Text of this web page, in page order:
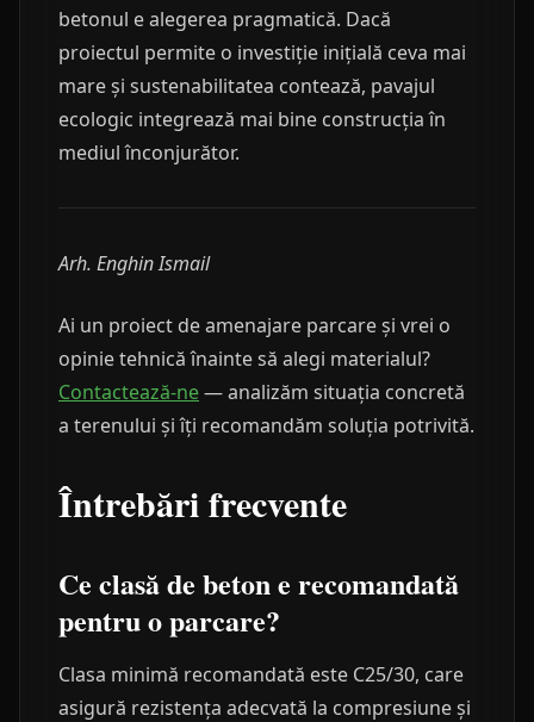
betonul e alegerea pragmatică. Dacă
proiectul permite o investiție inițială ceva mai
mare și sustenabilitatea contează, pavajul
ecologic integrează mai bine construcția în
mediul înconjurător.
Arh. Enghin Ismail
Ai un proiect de amenajare parcare și vrei o
opinie tehnică înainte să alegi materialul?
Contactează-ne— analizăm situația concretă
a terenului și îți recomandăm soluția potrivită.
Întrebări frecvente
Ce clasă de beton e recomandată
pentru o parcare?
Clasa minimă recomandată este C25/30, care
asigură rezistența adecvată la compresiune și